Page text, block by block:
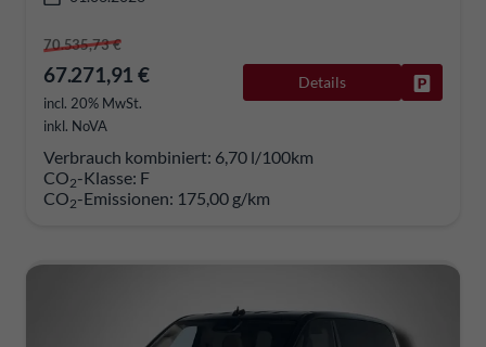
70.535,73 €
67.271,91 €
incl. 20% MwSt.
inkl. NoVA
Details
Verbrauch kombiniert: 6,70 l/100km
CO2-Klasse: F
CO2-Emissionen: 175,00 g/km